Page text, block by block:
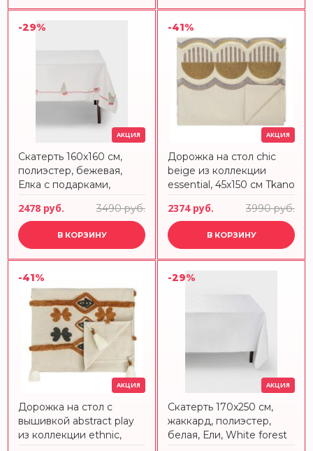
-29%
АКЦИЯ
Скатерть 160х160 см,
полиэстер, бежевая,
Елка с подарками,
2478 руб. 3490 руб.
В КОРЗИНУ
-41%
АКЦИЯ
Дорожка на стол chic
beige из коллекции
essential, 45х150 см Tkano
2374 руб. 3990 руб.
В КОРЗИНУ
-41%
АКЦИЯ
Дорожка на стол с
вышивкой abstract play
из коллекции ethnic,
-29%
АКЦИЯ
Скатерть 170х250 см,
жаккард, полиэстер,
белая, Ели, White forest